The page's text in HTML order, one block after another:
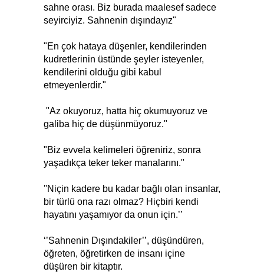
sahne orası. Biz burada maalesef sadece
seyirciyiz. Sahnenin dışındayız"
"En çok hataya düşenler, kendilerinden
kudretlerinin üstünde şeyler isteyenler,
kendilerini olduğu gibi kabul
etmeyenlerdir."
"Az okuyoruz, hatta hiç okumuyoruz ve
galiba hiç de düşünmüyoruz."
"Biz evvela kelimeleri öğreniriz, sonra
yaşadıkça teker teker manalarını."
''Niçin kadere bu kadar bağlı olan insanlar,
bir türlü ona razı olmaz? Hiçbiri kendi
hayatını yaşamıyor da onun için.’’
‘’Sahnenin Dışındakiler’’, düşündüren,
öğreten, öğretirken de insanı içine
düşüren bir kitaptır.